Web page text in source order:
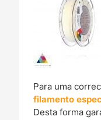
Para uma
filamento
Desta forma